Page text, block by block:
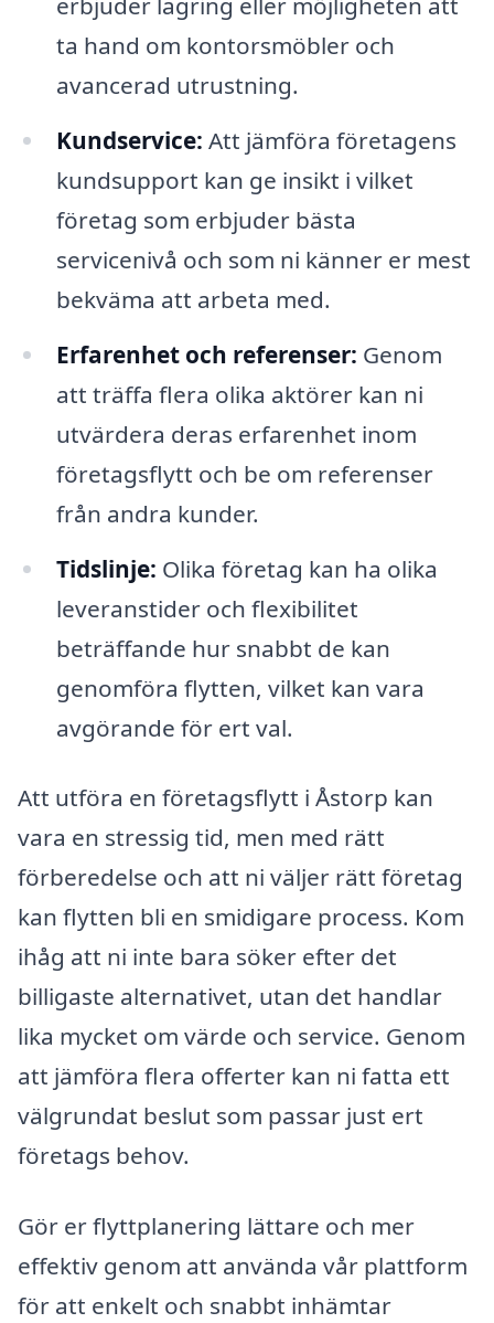
ta hand om kontorsmöbler och
avancerad utrustning.
Kundservice: Att jämföra företagens
kundsupport kan ge insikt i vilket
företag som erbjuder bästa
servicenivå och som ni känner er mest
bekväma att arbeta med.
Erfarenhet och referenser: Genom
att träffa flera olika aktörer kan ni
utvärdera deras erfarenhet inom
företagsflytt och be om referenser
från andra kunder.
Tidslinje: Olika företag kan ha olika
leveranstider och flexibilitet
beträffande hur snabbt de kan
genomföra flytten, vilket kan vara
avgörande för ert val.
Att utföra en företagsflytt i Åstorp kan
vara en stressig tid, men med rätt
förberedelse och att ni väljer rätt företag
kan flytten bli en smidigare process. Kom
ihåg att ni inte bara söker efter det
billigaste alternativet, utan det handlar
lika mycket om värde och service. Genom
att jämföra flera offerter kan ni fatta ett
välgrundat beslut som passar just ert
företags behov.
Gör er flyttplanering lättare och mer
effektiv genom att använda vår plattform
för att enkelt och snabbt inhämtar